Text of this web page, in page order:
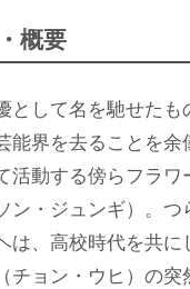
概要
として名を馳せた
能界を去ることを
活動する傍らフラワ
ン・ジュンギ）。
は、高校時代を共に
チョン・ウヒ）の